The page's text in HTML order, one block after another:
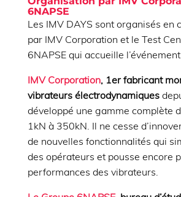
6NAPSE
Les IMV DAYS sont organisés en
par IMV Corporation et le Test
6NAPSE qui accueille l’événement.
IMV Corporation, 1er fabricant
vibrateurs électrodynamiques
développé une gamme complète
1kN à 350kN. Il ne cesse
de nouvelles fonctionnalités qui
des opérateurs et pousse encore
performances des vibrateurs.